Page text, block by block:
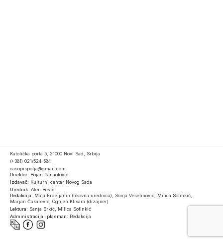
Katolička porta 5, 21000 Novi Sad, Srbija
(+381) 021/524-584
casopispolja@gmail.com
Direktor: Bojan Panaotović
Izdavač: Kulturni centar Novog Sada
Urednik: Alen Bešić
Redakcija: Maja Erdeljanin (likovna urednica), Sonja Veselinović, Milica Sofinkić,
Marjan Čakarević, Ognjen Klisara (dizajner)
Lektura: Sanja Brkić, Milica Sofinkić
Administracija i plasman: Redakcija